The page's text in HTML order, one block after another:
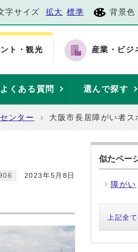
字サイズ 拡大 標準 背景色
ト・観光 産業・ビジ
よくある質問 選んで探す
ンター 大阪市長居障がい者ス
2023年5月8日
似たペー
障がい
上記全